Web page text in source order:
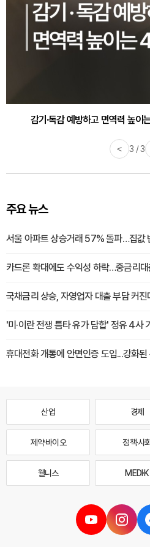
감기·독감 예방하고 면역력 높
< 3 / 3
주요 뉴스
서울 아파트 상승거래 57% 돌파…집값
카드론 확대에도 수익성 하락…중금리
국채금리 상승, 자영업자 대출 부담 커진
'미·이란 전쟁 틈타 유가 담합' 정유 4사
휴대전화 개통에 안면인증 도입...강화
산업 경제
제약·바이오 정책·사회
웰니스 MEDI·K